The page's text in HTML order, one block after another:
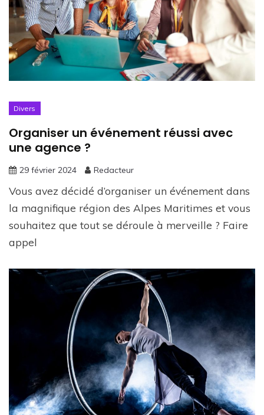
Divers
Organiser un événement réussi avec
une agence ?
29 février 2024 Redacteur
Vous avez décidé d’organiser un événement dans
la magnifique région des Alpes Maritimes et vous
souhaitez que tout se déroule à merveille ? Faire
appel